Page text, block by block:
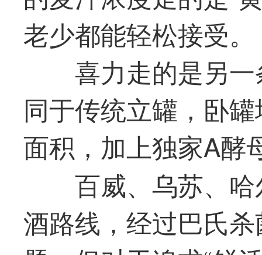
老少都能轻松接受。
喜力走的是另
同于传统立罐，卧
面积，加上独家A酵
百威、乌苏、
酒路线，经过巴氏